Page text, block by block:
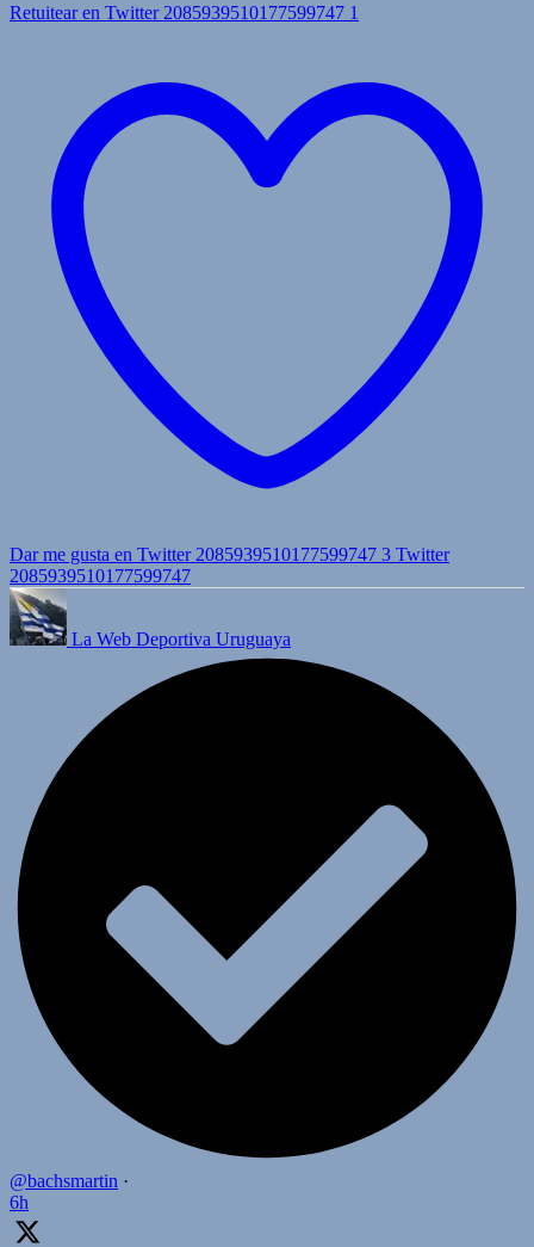
Retuitear en Twitter 2085939510177599747 1
Dar me gusta en Twitter 2085939510177599747 3 Twitter
2085939510177599747
La Web Deportiva Uruguaya
@bachsmartin ·
6h